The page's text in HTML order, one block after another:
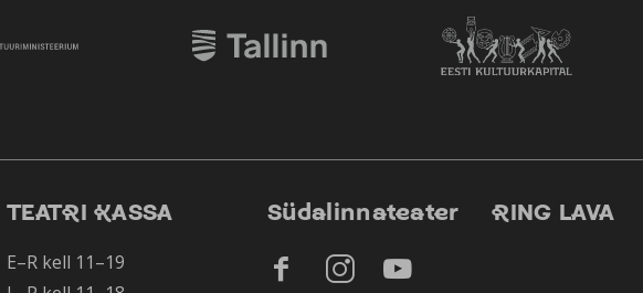
TEATRI KASSA
E–R kell 11–19
Südalinnateater
  
RING LAVA